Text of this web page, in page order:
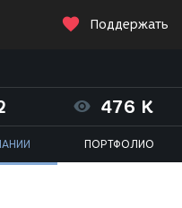
Поддержать
476 K
ПОРТФОЛИО